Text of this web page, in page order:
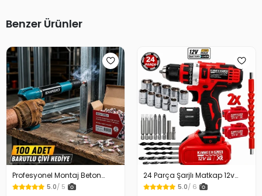
Benzer Ürünler
Profesyonel Montaj Beton
Duvar ve Çelik Yüzey Çivi
Sabitleme Makinesi Çivi
5.0/ 5
24 Parça Şarjlı Matkap 12v
Çelik Mandrenli Çift Akülü
Vidalama Matkap Seti
5.0/ 6